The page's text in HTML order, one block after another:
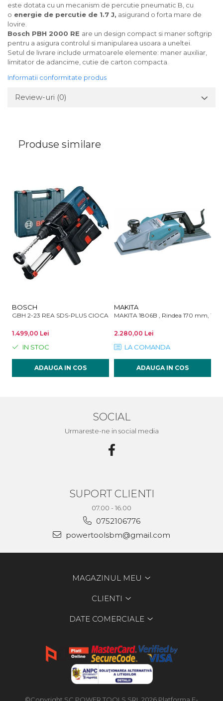
este dotata cu un mecanism de percutie pneumatic B, cu
o energie de percutie de 1.7 J, asigurand o forta mare de
lovire.
Bosch PBH 2000 RE are un design compact si maner softgrip
pentru a asigura controlul si manipularea usoara a uneltei.
Setul de livrare include urmatoarele elemente: maner auxiliar,
limitator de adancime, cutie de carton compacta.
Informatii conformitate produs
Review-uri (0)
Produse similare
BOSCH
GBH 2-23 REA SDS-PLUS CIOCAN ROTOPERCUTOR 2.3J 710W
1.499,00 Lei
IN STOC
ADAUGA IN COS
MAKITA
MAKITA 1806B , Rindea 170 mm,
2.280,00 Lei
LA COMANDA
ADAUGA IN COS
SOCIAL
Urmareste-ne in social media
SUPORT CLIENTI
07.00 - 16.00
0752106776
powertoolsbm@gmail.com
MAGAZINUL MEU
CLIENTI
DATE COMERCIALE